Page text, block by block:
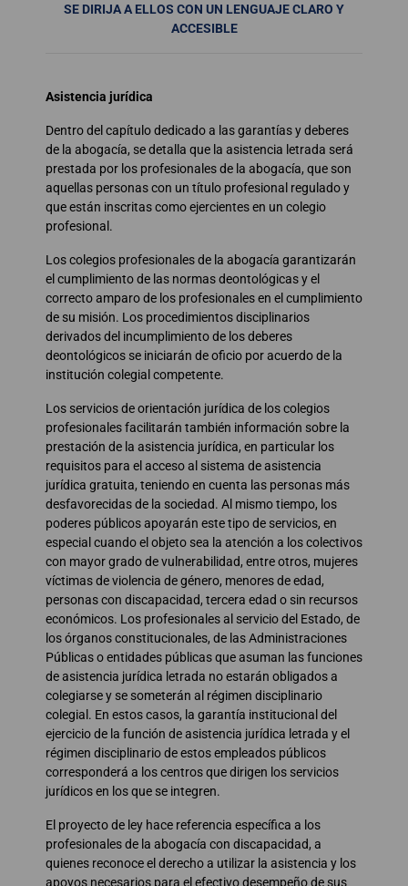
SE DIRIJA A ELLOS CON UN LENGUAJE CLARO Y
ACCESIBLE
Asistencia jurídica
Dentro del capítulo dedicado a las garantías y deberes
de la abogacía, se detalla que la asistencia letrada será
prestada por los profesionales de la abogacía, que son
aquellas personas con un título profesional regulado y
que están inscritas como ejercientes en un colegio
profesional.
Los colegios profesionales de la abogacía garantizarán
el cumplimiento de las normas deontológicas y el
correcto amparo de los profesionales en el cumplimiento
de su misión. Los procedimientos disciplinarios
derivados del incumplimiento de los deberes
deontológicos se iniciarán de oficio por acuerdo de la
institución colegial competente.
Los servicios de orientación jurídica de los colegios
profesionales facilitarán también información sobre la
prestación de la asistencia jurídica, en particular los
requisitos para el acceso al sistema de asistencia
jurídica gratuita, teniendo en cuenta las personas más
desfavorecidas de la sociedad. Al mismo tiempo, los
poderes públicos apoyarán este tipo de servicios, en
especial cuando el objeto sea la atención a los colectivos
con mayor grado de vulnerabilidad, entre otros, mujeres
víctimas de violencia de género, menores de edad,
personas con discapacidad, tercera edad o sin recursos
económicos. Los profesionales al servicio del Estado, de
los órganos constitucionales, de las Administraciones
Públicas o entidades públicas que asuman las funciones
de asistencia jurídica letrada no estarán obligados a
colegiarse y se someterán al régimen disciplinario
colegial. En estos casos, la garantía institucional del
ejercicio de la función de asistencia jurídica letrada y el
régimen disciplinario de estos empleados públicos
corresponderá a los centros que dirigen los servicios
jurídicos en los que se integren.
El proyecto de ley hace referencia específica a los
profesionales de la abogacía con discapacidad, a
quienes reconoce el derecho a utilizar la asistencia y los
apoyos necesarios para el efectivo desempeño de sus